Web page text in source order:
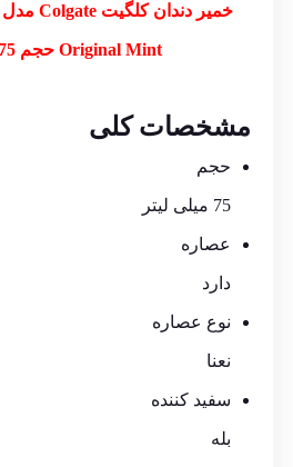
Original Mint حجم 75 میلی لیتر
مشخصات کلی
حجم
75 میلی لیتر
عصاره
دارد
نوع عصاره
نعنا
سفید کننده
بله